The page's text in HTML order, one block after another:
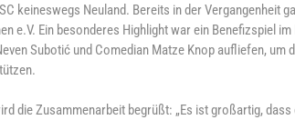
keineswegs Neuland. Bereits in der Vergangenheit
e.V. Ein besonderes Highlight war ein Benefizspiel
Subotić und Comedian Matze Knop aufliefen, um
die Zusammenarbeit begrüßt: „Es ist großartig, dass